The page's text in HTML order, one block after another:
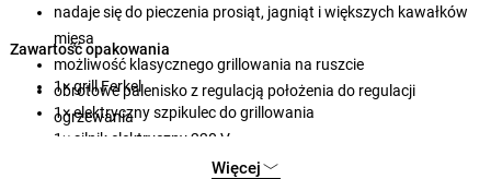
nadaje się do pieczenia prosiąt, jagniąt i większych kawałków
mięsa
możliwość klasycznego grillowania na ruszcie
obrotowe palenisko z regulacją położenia do regulacji
ogrzewania
możliwość stosowania zarówno drewna, jak i węgla
Zawartość opakowania
1× grill Ferkel
1× elektryczny szpikulec do grillowania
1× silnik elektryczny 220 V
1× akcesoria montażoweWięcej